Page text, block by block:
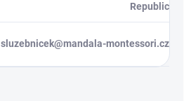
Republic
sluzebnicek@mandala-montessori.cz